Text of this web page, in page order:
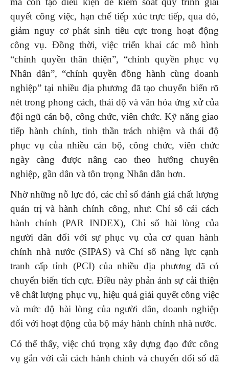
quyết công việc, hạn chế tiếp xúc trực tiếp, qua đó,
giảm nguy cơ phát sinh tiêu cực trong hoạt động
công vụ. Đồng thời, việc triển khai các mô hình
“chính quyền thân thiện”, “chính quyền phục vụ
Nhân dân”, “chính quyền đồng hành cùng doanh
nghiệp” tại nhiều địa phương đã tạo chuyển biến rõ
nét trong phong cách, thái độ và văn hóa ứng xử của
đội ngũ cán bộ, công chức, viên chức. Kỹ năng giao
tiếp hành chính, tinh thần trách nhiệm và thái độ
phục vụ của nhiều cán bộ, công chức, viên chức
ngày càng được nâng cao theo hướng chuyên
nghiệp, gần dân và tôn trọng Nhân dân hơn.
Nhờ những nỗ lực đó, các chỉ số đánh giá chất lượng
quản trị và hành chính công, như: Chỉ số cải cách
hành chính (PAR INDEX), Chỉ số hài lòng của
người dân đối với sự phục vụ của cơ quan hành
chính nhà nước (SIPAS) và Chỉ số năng lực cạnh
tranh cấp tỉnh (PCI) của nhiều địa phương đã có
chuyển biến tích cực. Điều này phản ánh sự cải thiện
về chất lượng phục vụ, hiệu quả giải quyết công việc
và mức độ hài lòng của người dân, doanh nghiệp
đối với hoạt động của bộ máy hành chính nhà nước.
Có thể thấy, việc chú trọng xây dựng đạo đức công
vụ gắn với cải cách hành chính và chuyển đổi số đã